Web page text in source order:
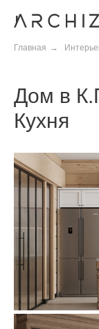
Главная →
Дом в
Кухня